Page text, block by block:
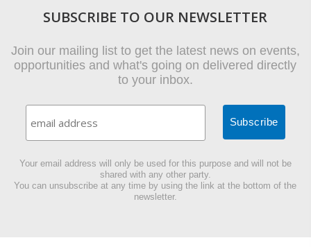
SUBSCRIBE TO OUR NEWSLETTER
Join our mailing list to get the latest news on events,
opportunities and what's going on delivered directly
to your inbox.
Your email address will only be used for this purpose and will not be
shared with any other party.
You can unsubscribe at any time by using the link at the bottom of the
newsletter.